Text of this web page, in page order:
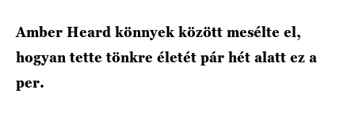
Amber Heard könnyek között mesélte el,
hogyan tette tönkre életét pár hét alatt ez a
per.